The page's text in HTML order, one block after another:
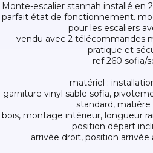
monte-escalier stannah installé en 2019, très peu utilisé et en
parfait état de fonctionnement.
pour les escaliers
vendu avec 2 télécommandes
pratique et
ref 260 sofia/
matériel :
garniture vinyl sable sofia,
standard, matière
bois, montage intérieur, longueur
position départ
arrivée droit, position